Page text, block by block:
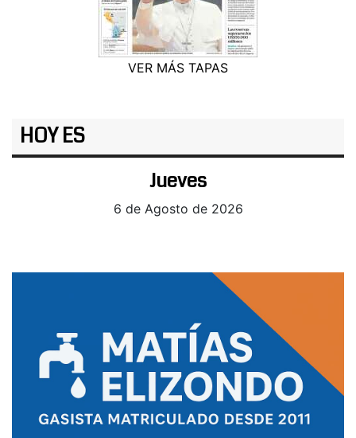
VER MÁS TAPAS
HOY ES
Jueves
6 de Agosto de 2026